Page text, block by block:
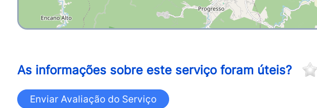
As informações sobre este serviço foram úteis?